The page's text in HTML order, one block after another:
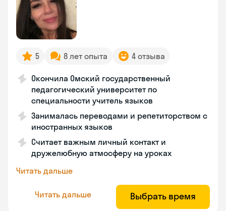
5 8 лет опыта 4 отзыва
Окончила Омский государственный
педагогический университет по
специальности учитель языков
Занималась переводами и репетиторством с
иностранных языков
Считает важным личный контакт и
дружелюбную атмосферу на уроках
Читать дальше
Читать дальше Выбрать время